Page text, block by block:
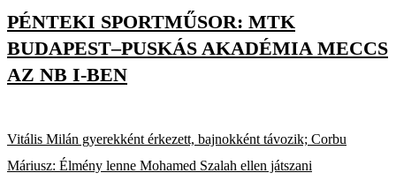
PÉNTEKI SPORTMŰSOR: MTK
BUDAPEST–PUSKÁS AKADÉMIA MECCS
AZ NB I-BEN
Vitális Milán gyerekként érkezett, bajnokként távozik; Corbu
Máriusz: Élmény lenne Mohamed Szalah ellen játszani